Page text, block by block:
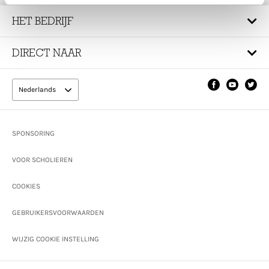
HET BEDRIJF
DIRECT NAAR
Nederlands
Footer
SPONSORING
VOOR SCHOLIEREN
COOKIES
GEBRUIKERSVOORWAARDEN
WIJZIG COOKIE INSTELLING